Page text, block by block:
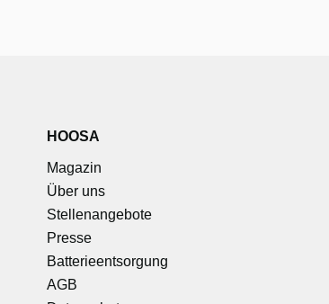
HOOSA
Magazin
Über uns
Stellenangebote
Presse
Batterieentsorgung
AGB